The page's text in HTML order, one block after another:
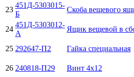
23
451Д-5303015-
Б
Скоба вещевого
24
451Д-5303012-
А
Ящик вещевой в
25 292647-П2 Гайка специальная
26 240818-П29 Винт 4х12